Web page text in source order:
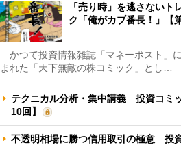
「売り時」を逃さない
ク「俺がカブ番長！」【
かつて投資情報雑誌「マネーポスト」
まれた「天下無敵の株コミック」とし…
テクニカル分析・集中講義 投資コミ
10回】
不透明相場に勝つ信用取引の極意 投